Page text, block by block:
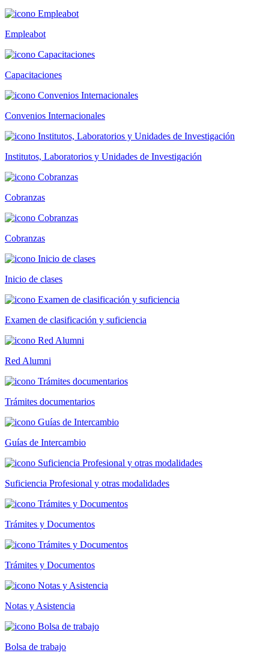
Empleabot
Capacitaciones
Convenios Internacionales
Institutos, Laboratorios y Unidades de Investigación
Cobranzas
Cobranzas
Inicio de clases
Examen de clasificación y suficiencia
Red Alumni
Trámites documentarios
Guías de Intercambio
Suficiencia Profesional y otras modalidades
Trámites y Documentos
Trámites y Documentos
Notas y Asistencia
Bolsa de trabajo